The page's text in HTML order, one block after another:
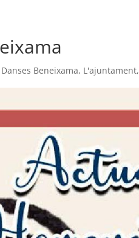
Beneixama, L'ajuntament,